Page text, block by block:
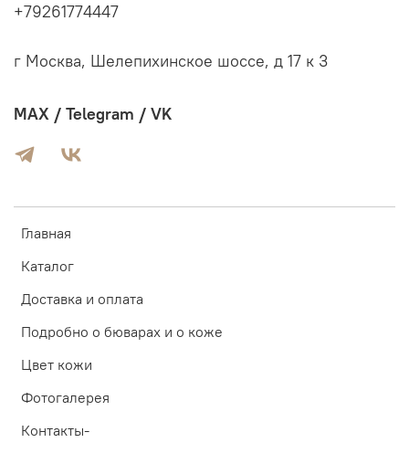
Главная
Каталог
Доставка и оплата
Подробно о бюварах и о коже
Цвет кожи
Фотогалерея
Контакты-
+79261774447
г Москва, Шелепихинское шоссе, д 17 к 3
MAX / Telegram / VK